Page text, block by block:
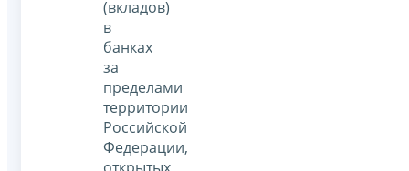
(вкладов)
в
банках
за
пределами
территории
Российской
Федерации,
открытых